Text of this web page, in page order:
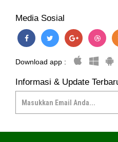
Media Sosial
Download app :
Informasi & Update